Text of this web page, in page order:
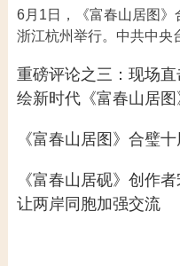
6月1日，《富春山居图
浙江杭州举行。中共中央
重磅评论之三：现场
绘新时代《富春山居图
《富春山居图》合璧
《富春山居砚》创作
让两岸同胞加强交流